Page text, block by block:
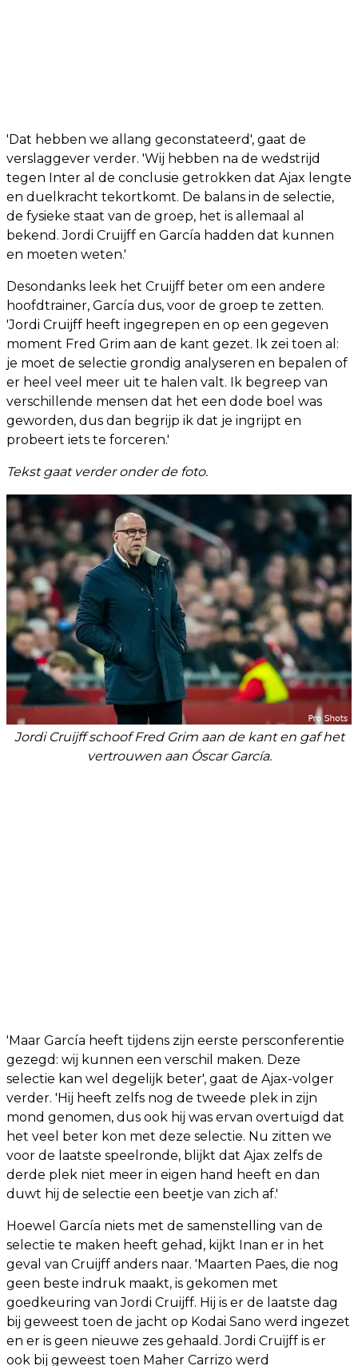
'Dat hebben we allang geconstateerd', gaat de
verslaggever verder. 'Wij hebben na de wedstrijd
tegen Inter al de conclusie getrokken dat Ajax lengte
en duelkracht tekortkomt. De balans in de selectie,
de fysieke staat van de groep, het is allemaal al
bekend. Jordi Cruijff en García hadden dat kunnen
en moeten weten.'
Desondanks leek het Cruijff beter om een andere
hoofdtrainer, García dus, voor de groep te zetten.
'Jordi Cruijff heeft ingegrepen en op een gegeven
moment Fred Grim aan de kant gezet. Ik zei toen al:
je moet de selectie grondig analyseren en bepalen of
er heel veel meer uit te halen valt. Ik begreep van
verschillende mensen dat het een dode boel was
geworden, dus dan begrijp ik dat je ingrijpt en
probeert iets te forceren.'
Tekst gaat verder onder de foto.
Jordi Cruijff schoof Fred Grim aan de kant en gaf het
vertrouwen aan Óscar García.
'Maar García heeft tijdens zijn eerste persconferentie
gezegd: wij kunnen een verschil maken. Deze
selectie kan wel degelijk beter', gaat de Ajax-volger
verder. 'Hij heeft zelfs nog de tweede plek in zijn
mond genomen, dus ook hij was ervan overtuigd dat
het veel beter kon met deze selectie. Nu zitten we
voor de laatste speelronde, blijkt dat Ajax zelfs de
derde plek niet meer in eigen hand heeft en dan
duwt hij de selectie een beetje van zich af.'
Hoewel García niets met de samenstelling van de
selectie te maken heeft gehad, kijkt Inan er in het
geval van Cruijff anders naar. 'Maarten Paes, die nog
geen beste indruk maakt, is gekomen met
goedkeuring van Jordi Cruijff. Hij is er de laatste dag
bij geweest toen de jacht op Kodai Sano werd ingezet
en er is geen nieuwe zes gehaald. Jordi Cruijff is er
ook bij geweest toen Maher Carrizo werd